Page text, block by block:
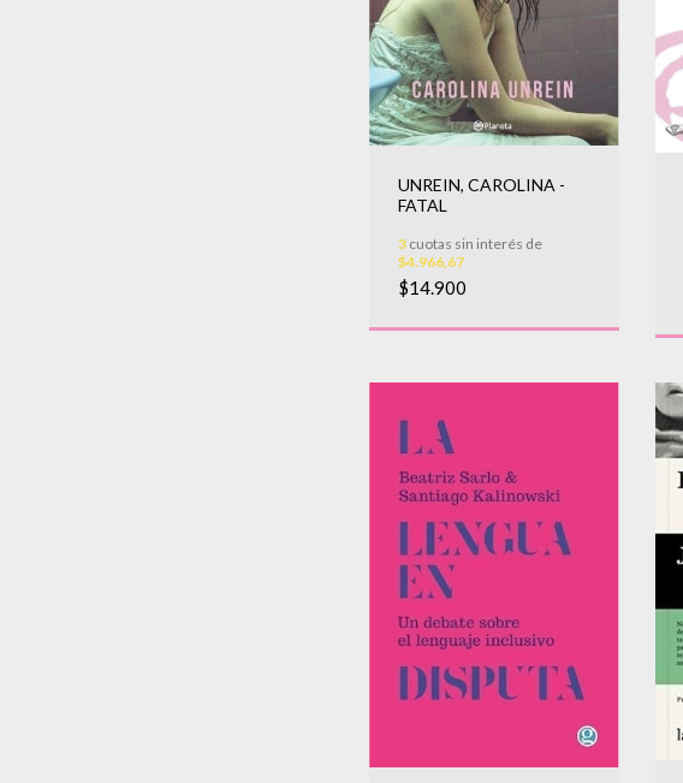
UNREIN, CAROLINA -
FATAL
3 cuotas sin interés de
$4.966,67
$14.900